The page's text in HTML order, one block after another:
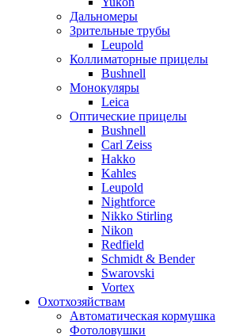
Дальномеры
Зрительные трубы
Leupold
Коллиматорные прицелы
Bushnell
Монокуляры
Leica
Оптические прицелы
Bushnell
Carl Zeiss
Hakko
Kahles
Leupold
Nightforce
Nikko Stirling
Nikon
Redfield
Schmidt & Bender
Swarovski
Vortex
Охотхозяйствам
Автоматическая кормушка
Фотоловушки